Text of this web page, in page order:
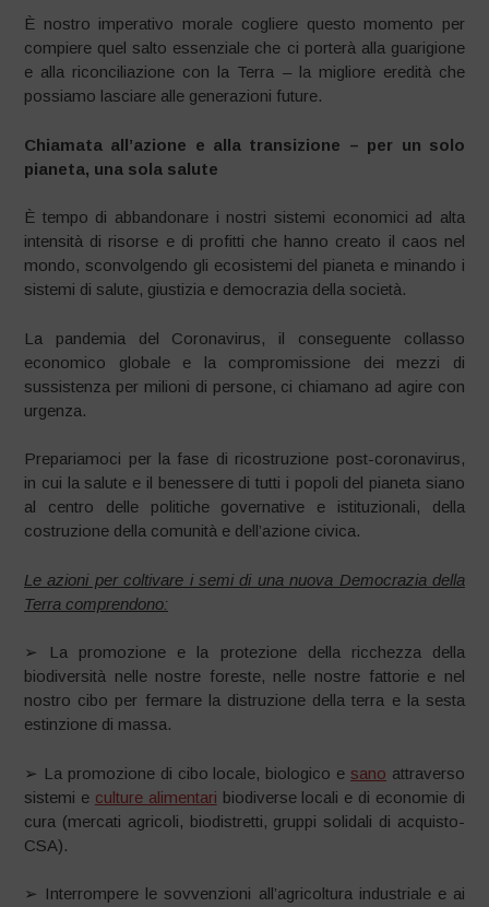
È nostro imperativo morale cogliere questo momento per
compiere quel salto essenziale che ci porterà alla guarigione
e alla riconciliazione con la Terra – la migliore eredità che
possiamo lasciare alle generazioni future.
Chiamata all’azione e alla transizione – per un solo
pianeta, una sola salute
È tempo di abbandonare i nostri sistemi economici ad alta
intensità di risorse e di profitti che hanno creato il caos nel
mondo, sconvolgendo gli ecosistemi del pianeta e minando i
sistemi di salute, giustizia e democrazia della società.
La pandemia del Coronavirus, il conseguente collasso
economico globale e la compromissione dei mezzi di
sussistenza per milioni di persone, ci chiamano ad agire con
urgenza.
Prepariamoci per la fase di ricostruzione post-coronavirus,
in cui la salute e il benessere di tutti i popoli del pianeta siano
al centro delle politiche governative e istituzionali, della
costruzione della comunità e dell’azione civica.
Le azioni per coltivare i semi di una nuova Democrazia della
Terra comprendono:
➢ La promozione e la protezione della ricchezza della
biodiversità nelle nostre foreste, nelle nostre fattorie e nel
nostro cibo per fermare la distruzione della terra e la sesta
estinzione di massa.
➢ La promozione di cibo locale, biologico esano attraverso
sistemi e culture alimentari biodiverse locali e di economie di
cura (mercati agricoli, biodistretti, gruppi solidali di acquisto-
CSA).
➢ Interrompere le sovvenzioni all’agricoltura industriale e ai